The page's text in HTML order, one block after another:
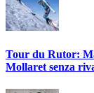
Tour du Rutor:
Mollaret senza